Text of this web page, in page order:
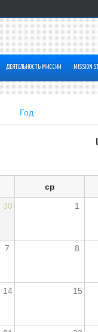
ДЕЯТЕЛЬНОСТЬ МИССИИ MISSION
Год
ср
30 1
7 8
14 15